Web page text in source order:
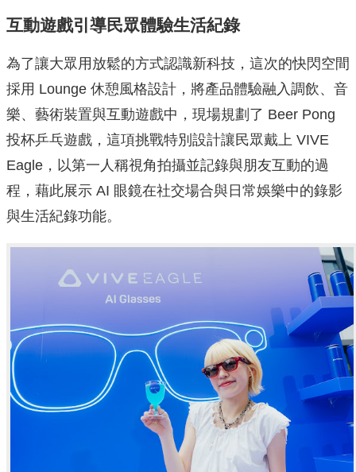
互動遊戲引導民眾體驗生活紀錄
為了讓大眾用放鬆的方式認識新科技，這次的快閃空間
採用 Lounge 休憩風格設計，將產品體驗融入調飲、音
樂、藝術裝置與互動遊戲中，現場規劃了 Beer Pong
投杯乒乓遊戲，這項挑戰特別設計讓民眾戴上 VIVE
Eagle，以第一人稱視角拍攝並記錄與朋友互動的過
程，藉此展示 AI 眼鏡在社交場合與日常娛樂中的錄影
與生活紀錄功能。